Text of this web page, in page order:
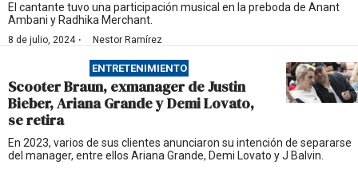
El cantante tuvo una participación musical en la preboda de Anant
Ambani y Radhika Merchant.
8 de julio, 2024· Nestor Ramírez
ENTRETENIMIENTO
Scooter Braun, exmanager de Justin
Bieber, Ariana Grande y Demi Lovato,
se retira
En 2023, varios de sus clientes anunciaron su intención de separarse
del manager, entre ellos Ariana Grande, Demi Lovato y J Balvin.